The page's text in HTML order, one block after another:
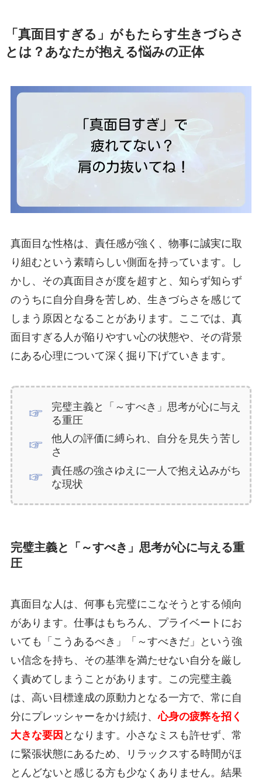
「真面目すぎる」がもたらす生きづらさ
とは？あなたが抱える悩みの正体
真面目な性格は、責任感が強く、物事に誠実に取
り組むという素晴らしい側面を持っています。し
かし、その真面目さが度を超すと、知らず知らず
のうちに自分自身を苦しめ、生きづらさを感じて
しまう原因となることがあります。ここでは、真
面目すぎる人が陥りやすい心の状態や、その背景
にある心理について深く掘り下げていきます。
完璧主義と「～すべき」思考が心に与え
る重圧
他人の評価に縛られ、自分を見失う苦し
さ
責任感の強さゆえに一人で抱え込みがち
な現状
完璧主義と「～すべき」思考が心に与える重
圧
真面目な人は、何事も完璧にこなそうとする傾向
があります。仕事はもちろん、プライベートにお
いても「こうあるべき」「～すべきだ」という強
い信念を持ち、その基準を満たせない自分を厳し
く責めてしまうことがあります。この完璧主義
は、高い目標達成の原動力となる一方で、常に自
分にプレッシャーをかけ続け、心身の疲弊を招く
大きな要因 となります。小さなミスも許せず、常
に緊張状態にあるため、リラックスする時間がほ
とんどないと感じる方も少なくありません。結果